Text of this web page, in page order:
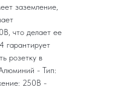
заземление,
что делает ее
гарантирует
розетку в
- Тип:
250В -